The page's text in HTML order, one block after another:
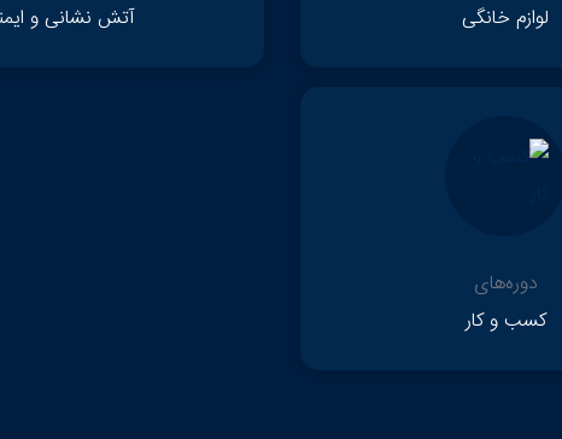
لوازم خانگی
آتش نشانی و
دوره‌های
کسب و کار